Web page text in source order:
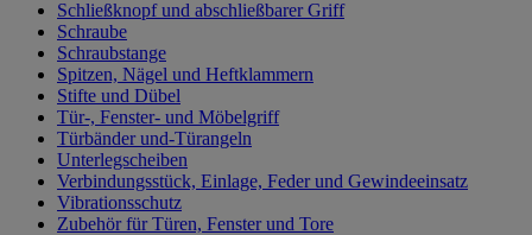
Schließknopf und abschließbarer Griff
Schraube
Schraubstange
Spitzen, Nägel und Heftklammern
Stifte und Dübel
Tür-, Fenster- und Möbelgriff
Türbänder und-Türangeln
Unterlegscheiben
Verbindungsstück, Einlage, Feder und Gewindeeinsatz
Vibrationsschutz
Zubehör für Türen, Fenster und Tore